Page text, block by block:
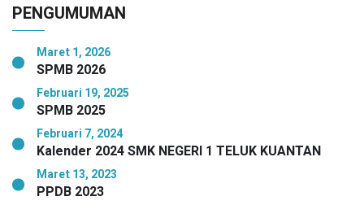
PENGUMUMAN
Maret 1, 2026
SPMB 2026
Februari 19, 2025
SPMB 2025
Februari 7, 2024
Kalender 2024 SMK NEGERI 1 TELUK KUANTAN
Maret 13, 2023
PPDB 2023